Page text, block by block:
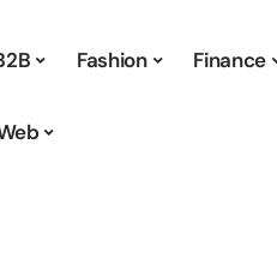
Fashion Finance